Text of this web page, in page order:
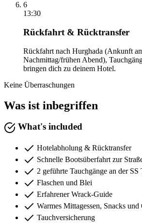
6
13:30
Rückfahrt & Rücktransfer
Rückfahrt nach Hurghada (Ankunft
Nachmittag/frühen Abend),
bringen dich zu deinem Hotel.
Keine Überraschungen
Was ist inbegriffen
What's included
Hotelabholung & Rücktransfer
Schnelle Bootsüberfahrt zur
2 geführte Tauchgänge an der
Flaschen und Blei
Erfahrener Wrack-Guide
Warmes Mittagessen, Snacks
Tauchversicherung